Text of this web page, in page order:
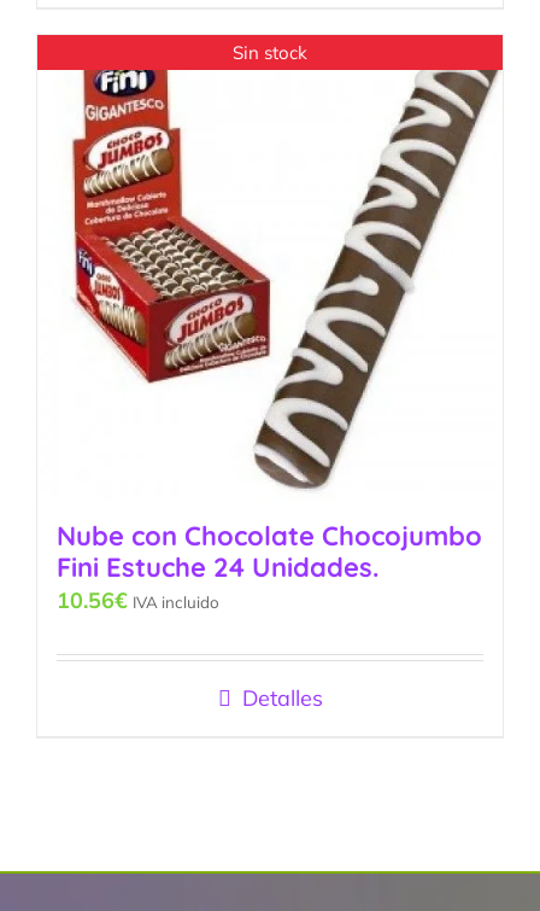
Sin stock
Nube con Chocolate Chocojumbo
Fini Estuche 24 Unidades.
10.56€ IVA incluido
Detalles